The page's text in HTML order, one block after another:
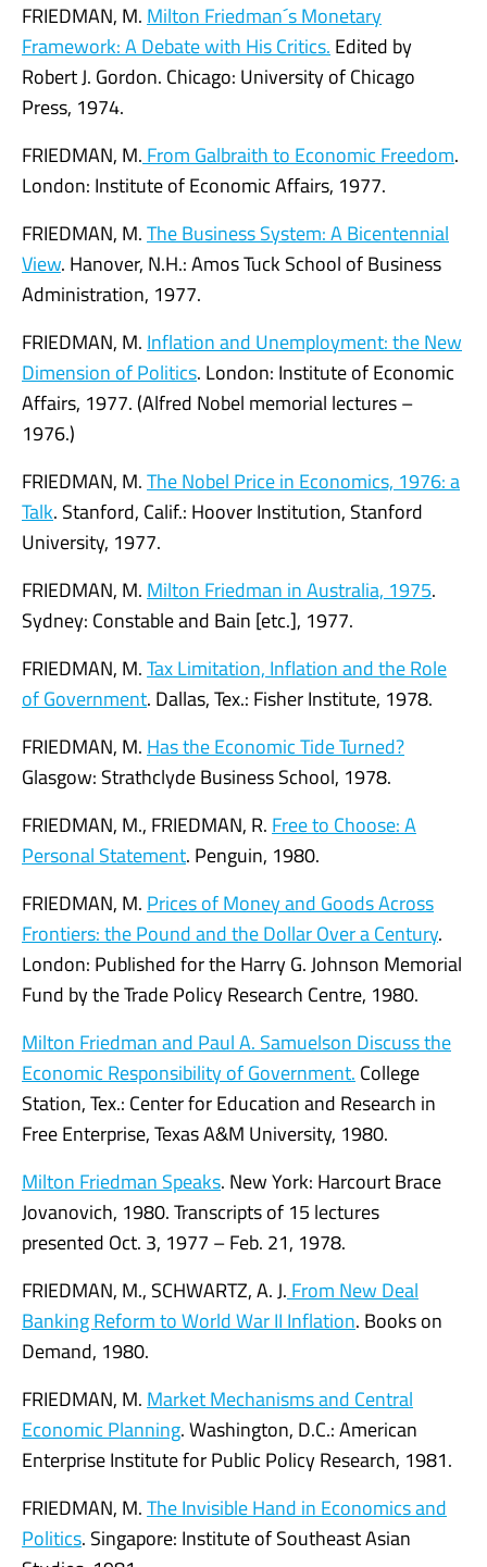
FRIEDMAN, M. Milton Friedman´s Monetary
Framework: A Debate with His Critics. Edited by
Robert J. Gordon. Chicago: University of Chicago
Press, 1974.
FRIEDMAN, M. From Galbraith to Economic Freedom.
London: Institute of Economic Affairs, 1977.
FRIEDMAN, M.The Business System: A Bicentennial
View. Hanover, N.H.: Amos Tuck School of Business
Administration, 1977.
FRIEDMAN, M. Inflation and Unemployment: the New
Dimension of Politics. London: Institute of Economic
Affairs, 1977. (Alfred Nobel memorial lectures –
1976.)
FRIEDMAN, M.The Nobel Price in Economics, 1976: a
Talk. Stanford, Calif.: Hoover Institution, Stanford
University, 1977.
FRIEDMAN, M. Milton Friedman in Australia, 1975.
Sydney: Constable and Bain [etc.], 1977.
FRIEDMAN, M.Tax Limitation, Inflation and the Role
of Government. Dallas, Tex.: Fisher Institute, 1978.
FRIEDMAN, M. Has the Economic Tide Turned?
Glasgow: Strathclyde Business School, 1978.
FRIEDMAN, M., FRIEDMAN, R. Free to Choose: A
Personal Statement. Penguin, 1980.
FRIEDMAN, M. Prices of Money and Goods Across
Frontiers: the Pound and the Dollar Over a Century.
London: Published for the Harry G. Johnson Memorial
Fund by the Trade Policy Research Centre, 1980.
Milton Friedman and Paul A. Samuelson Discuss the
Economic Responsibility of Government. College
Station, Tex.: Center for Education and Research in
Free Enterprise, Texas A&M University, 1980.
Milton Friedman Speaks. New York: Harcourt Brace
Jovanovich, 1980. Transcripts of 15 lectures
presented Oct. 3, 1977 – Feb. 21, 1978.
FRIEDMAN, M., SCHWARTZ, A. J. From New Deal
Banking Reform to World War II Inflation. Books on
Demand, 1980.
FRIEDMAN, M. Market Mechanisms and Central
Economic Planning. Washington, D.C.: American
Enterprise Institute for Public Policy Research, 1981.
FRIEDMAN, M.The Invisible Hand in Economics and
Politics. Singapore: Institute of Southeast Asian